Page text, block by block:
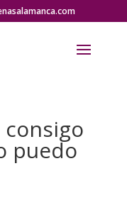
puedo